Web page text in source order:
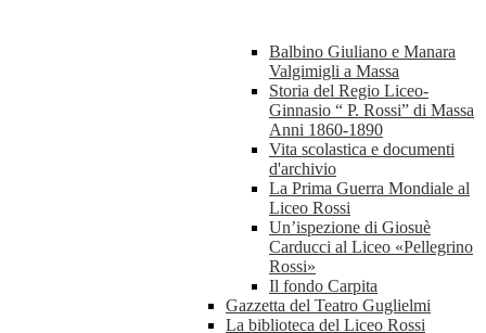
Balbino Giuliano e Manara
Valgimigli a Massa
Storia del Regio Liceo-
Ginnasio “ P. Rossi” di Massa
Anni 1860-1890
Vita scolastica e documenti
d'archivio
La Prima Guerra Mondiale al
Liceo Rossi
Un’ispezione di Giosuè
Carducci al Liceo «Pellegrino
Rossi»
Il fondo Carpita
Gazzetta del Teatro Guglielmi
La biblioteca del Liceo Rossi